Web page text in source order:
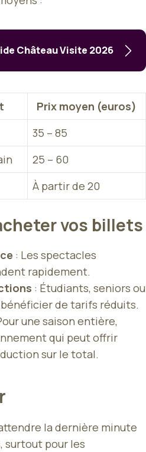
Château Visite 2026
Prix moyen (euros)
35 – 85
25 – 60
À partir de 20
vos billets
: Les spectacles
rapidement.
: Étudiants, seniors ou
de tarifs réduits.
une saison entière,
qui peut offrir
sur le total.
la dernière minute
surtout pour les